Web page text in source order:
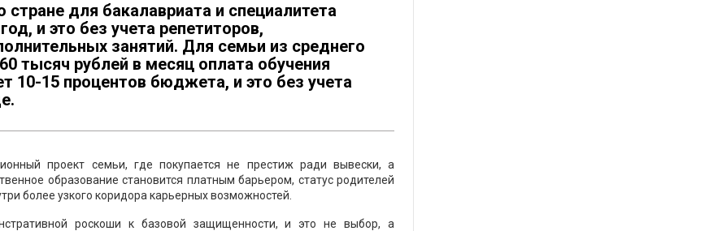
для бакалавриата и специалитета
и это без учета репетиторов,
занятий. Для семьи из среднего
тысяч рублей в месяц оплата обучения
10-15 процентов бюджета, и это без учета
проект семьи, где покупается не престиж ради вывески, а
образование становится платным барьером, статус родителей
более узкого коридора карьерных возможностей.
роскоши к базовой защищенности, и это не выбор, а